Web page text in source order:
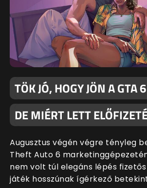
TÖK JÓ, HOGY JÖN A GTA
DE MIÉRT LETT
Augusztus végén végre tényleg
Theft Auto 6
nem volt túl elegáns lépés
játék hosszúnak ígérkező